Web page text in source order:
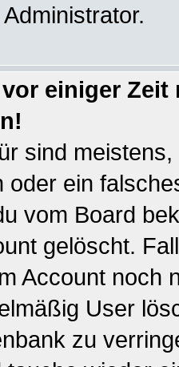
einiger
sind
oder ein
vom Board
gelöscht.
Account noch
User
zu